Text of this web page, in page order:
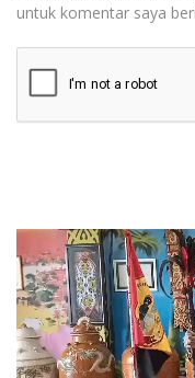
untuk komentar saya
Pemutar
Video